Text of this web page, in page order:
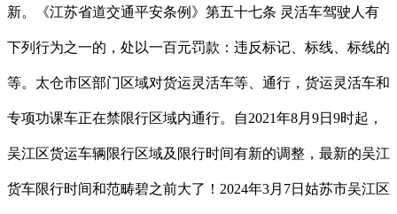
新。《江苏省道交通平安条例》第五十七条 灵活车驾驶人有
下列行为之一的，处以一百元罚款：违反标记、标线、标线的
等。太仓市区部门区域对货运灵活车等、通行，货运灵活车和
专项功课车正在禁限行区域内通行。自2021年8月9日9时起，
吴江区货运车辆限行区域及限行时间有新的调整，最新的吴江
货车限行时间和范畴碧之前大了！2024年3月7日姑苏市吴江区